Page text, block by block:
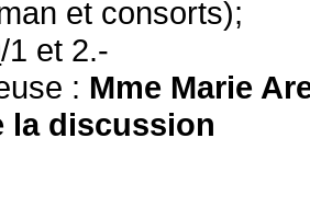
et consorts);
/1 et 2.-
: Mme Marie
la discussion